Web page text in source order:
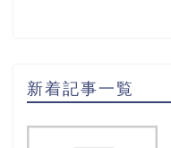
新着記事一覧